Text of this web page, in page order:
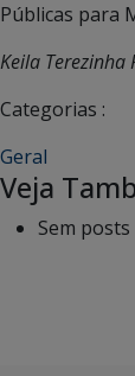
Públicas para
Keila Terezinha
Categorias :
Geral
Veja
Sem